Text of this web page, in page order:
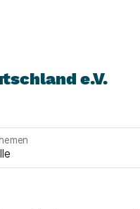
e.V.